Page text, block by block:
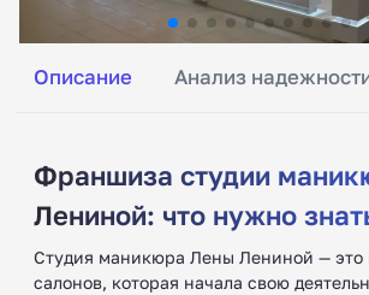
Описание Анализ
Франшиза студии
Лениной: что нужно
Студия маникюра Лены Лениной — это
салонов, которая начала свою